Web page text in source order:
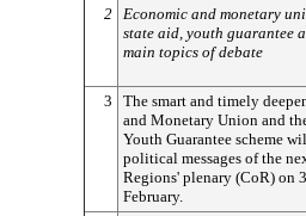
2 Economic and monetary
state aid, youth guarantee
main topics of debate
3
The smart and timely
and Monetary Union and
Youth Guarantee scheme
political messages of the
Regions' plenary (CoR) on
February.